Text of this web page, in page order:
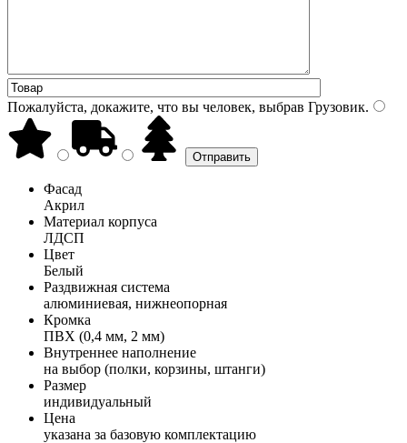
Пожалуйста, докажите, что вы человек, выбрав Грузовик.
Фасад
Акрил
Материал корпуса
ЛДСП
Цвет
Белый
Раздвижная система
алюминиевая, нижнеопорная
Кромка
ПВХ (0,4 мм, 2 мм)
Внутреннее наполнение
на выбор (полки, корзины, штанги)
Размер
индивидуальный
Цена
указана за базовую комплектацию